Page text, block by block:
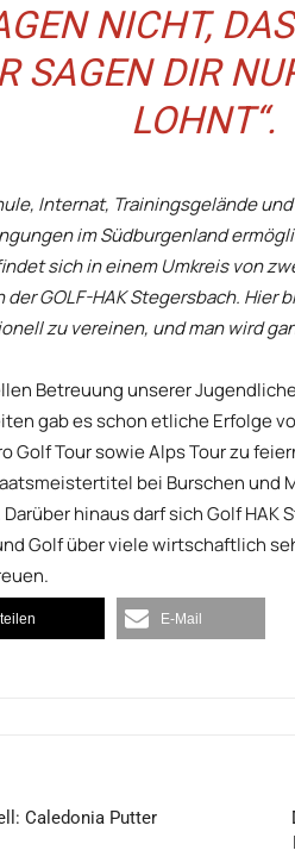
NICHT,
SAGEN DIR
LOHNT“.
Internat, Trainingsgelände
im Südburgenland
sich in einem Umkreis von
GOLF-HAK Stegersbach. Hier
zu vereinen, und man wird
Betreuung unserer
gab es schon etliche Erfolge
Golf Tour sowie Alps Tour zu
bei Burschen und
hinaus darf sich Golf HAK
Golf über viele wirtschaftlich
teilen E-Mail
Caledonia Putter